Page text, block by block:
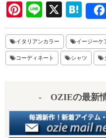
Pi
nt
er
es
Li
ne
X
H
at
en
a
イタリアンカラー イージーケ
コーディネート シャツ
- OZIEの最新